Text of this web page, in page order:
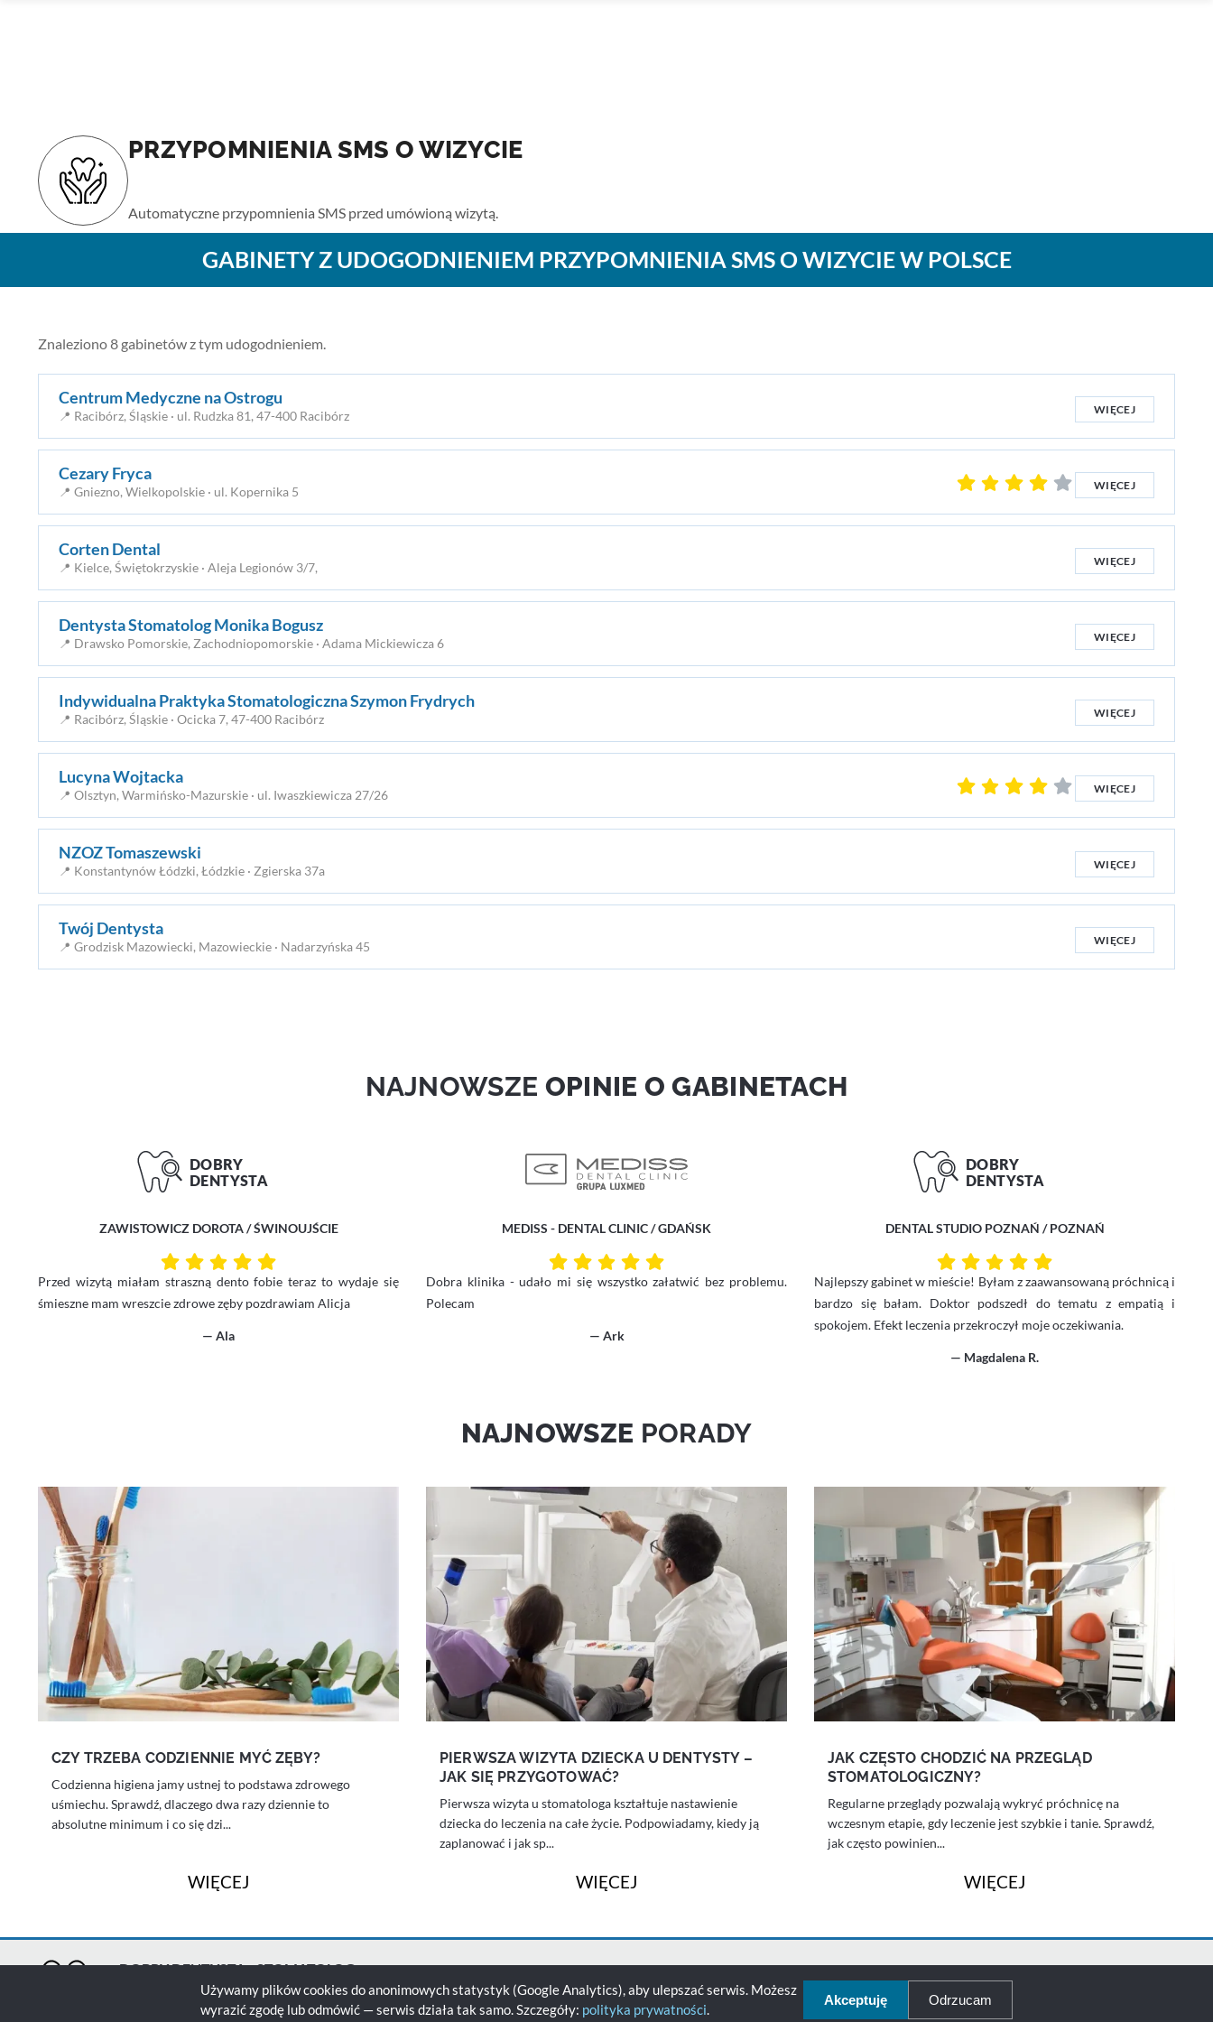
PRZYPOMNIENIA SMS O WIZYCIE
Automatyczne przypomnienia SMS przed umówioną wizytą.
GABINETY Z UDOGODNIENIEM PRZYPOMNIENIA SMS O WIZYCIE W POLSCE
Znaleziono 8 gabinetów z tym udogodnieniem.
Centrum Medyczne na Ostrogu
📍 Racibórz, Śląskie · ul. Rudzka 81, 47-400 Racibórz WIĘCEJ
Cezary Fryca
📍 Gniezno, Wielkopolskie · ul. Kopernika 5 WIĘCEJ
Corten Dental
📍 Kielce, Świętokrzyskie · Aleja Legionów 3/7, WIĘCEJ
Dentysta Stomatolog Monika Bogusz
📍 Drawsko Pomorskie, Zachodniopomorskie · Adama Mickiewicza 6 WIĘCEJ
Indywidualna Praktyka Stomatologiczna Szymon Frydrych
📍 Racibórz, Śląskie · Ocicka 7, 47-400 Racibórz WIĘCEJ
Lucyna Wojtacka
📍 Olsztyn, Warmińsko-Mazurskie · ul. Iwaszkiewicza 27/26 WIĘCEJ
NZOZ Tomaszewski
📍 Konstantynów Łódzki, Łódzkie · Zgierska 37a WIĘCEJ
Twój Dentysta
📍 Grodzisk Mazowiecki, Mazowieckie · Nadarzyńska 45 WIĘCEJ
NAJNOWSZE OPINIE O GABINETACH
ZAWISTOWICZ DOROTA / ŚWINOUJŚCIE
Przed wizytą miałam straszną dento fobie teraz to wydaje się
śmieszne mam wreszcie zdrowe zęby pozdrawiam Alicja
— Ala
MEDISS - DENTAL CLINIC / GDAŃSK
Dobra klinika - udało mi się wszystko załatwić bez problemu.
Polecam
— Ark
DENTAL STUDIO POZNAŃ / POZNAŃ
Najlepszy gabinet w mieście! Byłam z zaawansowaną próchnicą i
bardzo się bałam. Doktor podszedł do tematu z empatią i
spokojem. Efekt leczenia przekroczył moje oczekiwania.
— Magdalena R.
NAJNOWSZE PORADY
CZY TRZEBA CODZIENNIE MYĆ ZĘBY?
Codzienna higiena jamy ustnej to podstawa zdrowego
uśmiechu. Sprawdź, dlaczego dwa razy dziennie to
absolutne minimum i co się dzi...
WIĘCEJ
PIERWSZA WIZYTA DZIECKA U DENTYSTY –
JAK SIĘ PRZYGOTOWAĆ?
Pierwsza wizyta u stomatologa kształtuje nastawienie
dziecka do leczenia na całe życie. Podpowiadamy, kiedy ją
zaplanować i jak sp...
WIĘCEJ
JAK CZĘSTO CHODZIĆ NA PRZEGLĄD
STOMATOLOGICZNY?
Regularne przeglądy pozwalają wykryć próchnicę na
wczesnym etapie, gdy leczenie jest szybkie i tanie. Sprawdź,
jak często powinien...
WIĘCEJ
DOBRY DENTYSTA - STOMATOLOG
Polska lista polecanych
gabinetów stomatologicznych
Zgłoś gabinet Kontakt Polityka prywatności Polityka cookies
© 2026 - Dobry Dentysta - Stomatolog - Wszelkie prawa zastrzeżone
Używamy plików cookies do anonimowych statystyk (Google Analytics), aby ulepszać serwis. Możesz
wyrazić zgodę lub odmówić — serwis działa tak samo. Szczegóły: polityka prywatności.
Akceptuję Odrzucam